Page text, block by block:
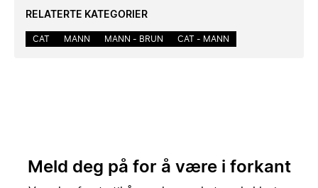
RELATERTE KATEGORIER
CAT MANN MANN - BRUN CAT - MANN
Meld deg på for å være i forkant